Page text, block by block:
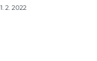
2. 2022